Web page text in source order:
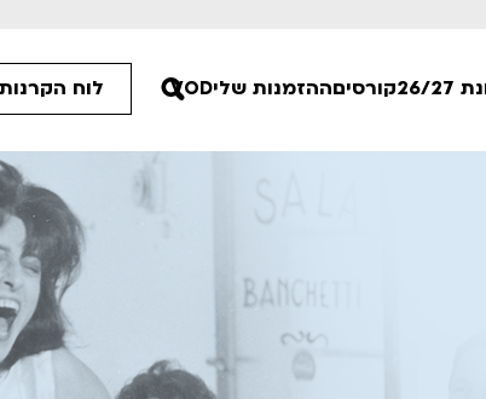
27 קורסיםההזמנות שליVOD לוח הקרנות